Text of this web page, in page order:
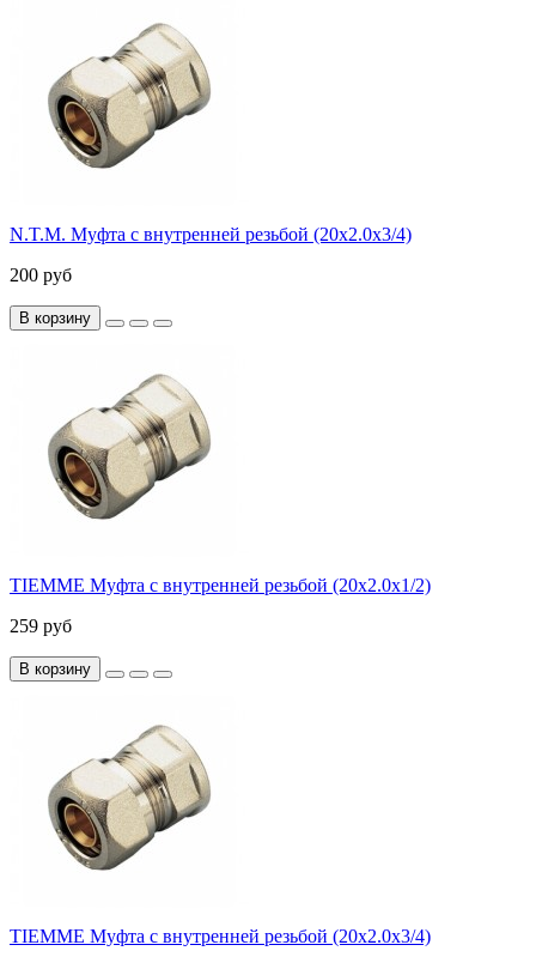
N.T.M. Муфта с внутренней резьбой (20х2.0х3/4)
200 руб
В корзину
TIEMME Муфта с внутренней резьбой (20х2.0х1/2)
259 руб
В корзину
TIEMME Муфта с внутренней резьбой (20х2.0х3/4)